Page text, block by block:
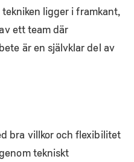
ligger i framkant,
ett team där
är en självklar del av
bra villkor och flexibilitet
tekniskt